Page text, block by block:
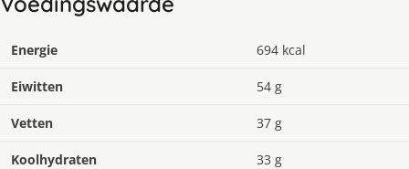
Energie 694 kcal
Eiwitten 54 g
Vetten 37 g
Koolhydraten 33 g